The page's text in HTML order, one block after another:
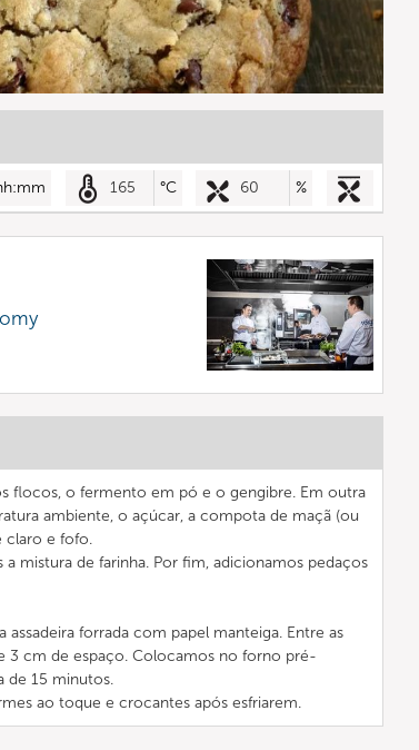
165 °C 60 %
flocos, o fermento em pó e o gengibre. Em outra
ambiente, o açúcar, a compota de maçã (ou
claro e fofo.
mistura de farinha. Por fim, adicionamos pedaços
forrada com papel manteiga. Entre as
3 cm de espaço. Colocamos no forno pré-
de 15 minutos.
ao toque e crocantes após esfriarem.